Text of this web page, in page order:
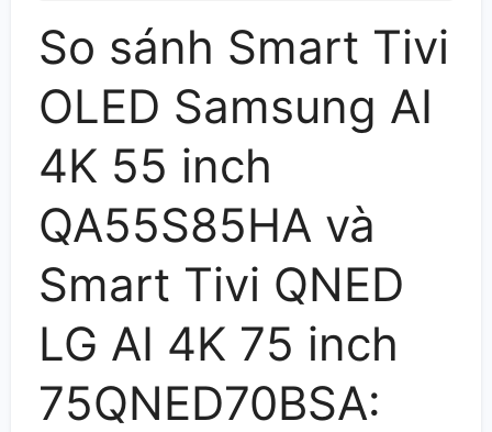
So sánh Smart Tivi
OLED Samsung AI
4K 55 inch
QA55S85HA và
Smart Tivi QNED
LG AI 4K 75 inch
75QNED70BSA: